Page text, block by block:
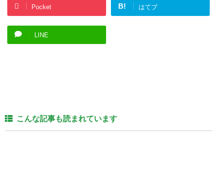
Pocket B! はてブ
LINE
こんな記事も読まれています